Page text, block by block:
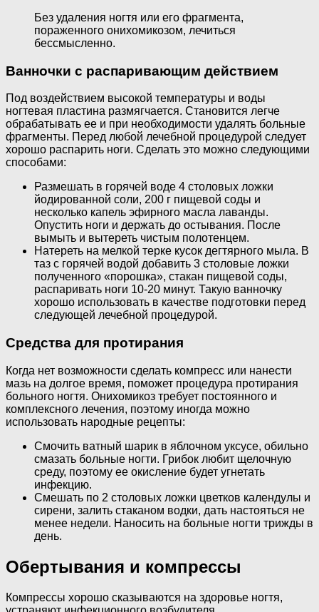
Без удаления ногтя или его фрагмента,
пораженного онихомикозом, лечиться
бессмысленно.
Ванночки с распаривающим действием
Под воздействием высокой температуры и воды
ногтевая пластина размягчается. Становится легче
обрабатывать ее и при необходимости удалять больные
фрагменты. Перед любой лечебной процедурой следует
хорошо распарить ноги. Сделать это можно следующими
способами:
Размешать в горячей воде 4 столовых ложки
йодированной соли, 200 г пищевой соды и
несколько капель эфирного масла лаванды.
Опустить ноги и держать до остывания. После
вымыть и вытереть чистым полотенцем.
Натереть на мелкой терке кусок дегтярного мыла. В
таз с горячей водой добавить 3 столовые ложки
полученного «порошка», стакан пищевой соды,
распаривать ноги 10-20 минут. Такую ванночку
хорошо использовать в качестве подготовки перед
следующей лечебной процедурой.
Средства для протирания
Когда нет возможности сделать компресс или нанести
мазь на долгое время, поможет процедура протирания
больного ногтя. Онихомикоз требует постоянного и
комплексного лечения, поэтому иногда можно
использовать народные рецепты:
Смочить ватный шарик в яблочном уксусе, обильно
смазать больные ногти. Грибок любит щелочную
среду, поэтому ее окисление будет угнетать
инфекцию.
Смешать по 2 столовых ложки цветков календулы и
сирени, залить стаканом водки, дать настояться не
менее недели. Наносить на больные ногти трижды в
день.
Обертывания и компрессы
Компрессы хорошо сказываются на здоровье ногтя,